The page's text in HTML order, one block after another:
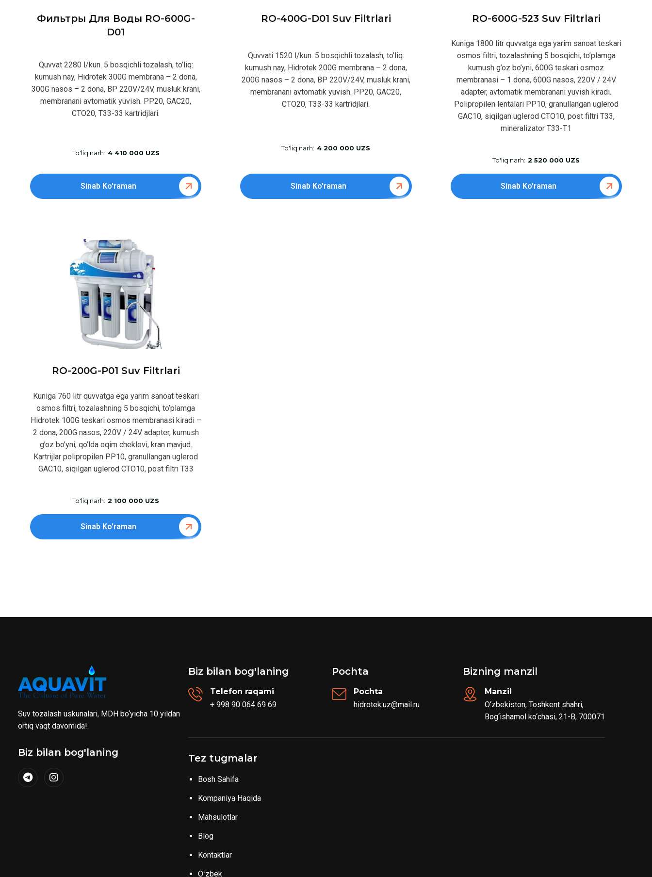
Фильтры Для Воды RO-600G-
D01
Quvvat 2280 l/kun. 5 bosqichli tozalash, to’liq:
kumush nay, Hidrotek 300G membrana – 2 dona,
300G nasos – 2 dona, BP 220V/24V, musluk krani,
membranani avtomatik yuvish. PP20, GAC20,
CTO20, T33-33 kartridjlari.
To'liq narh: 4 410 000 UZS
Sinab Ko'raman
RO-400G-D01 Suv Filtrlari
Quvvati 1520 l/kun. 5 bosqichli tozalash, to’liq:
kumush nay, Hidrotek 200G membrana – 2 dona,
200G nasos – 2 dona, BP 220V/24V, musluk krani,
membranani avtomatik yuvish. PP20, GAC20,
CTO20, T33-33 kartridjlari.
To'liq narh: 4 200 000 UZS
Sinab Ko'raman
RO-600G-523 Suv Filtrlari
Kuniga 1800 litr quvvatga ega yarim sanoat teskari
osmos filtri, tozalashning 5 bosqichi, to’plamga
kumush g’oz bo’yni, 600G teskari osmoz
membranasi – 1 dona, 600G nasos, 220V / 24V
adapter, avtomatik membranani yuvish kiradi.
Polipropilen lentalari PP10, granullangan uglerod
GAC10, siqilgan uglerod CTO10, post filtri T33,
mineralizator T33-T1
To'liq narh: 2 520 000 UZS
Sinab Ko'raman
RO-200G-P01 Suv Filtrlari
Kuniga 760 litr quvvatga ega yarim sanoat teskari
osmos filtri, tozalashning 5 bosqichi, to’plamga
Hidrotek 100G teskari osmos membranasi kiradi –
2 dona, 200G nasos, 220V / 24V adapter, kumush
g’oz bo’yni, qo’lda oqim cheklovi, kran mavjud.
Kartrijlar polipropilen PP10, granullangan uglerod
GAC10, siqilgan uglerod CTO10, post filtri T33
To'liq narh: 2 100 000 UZS
Sinab Ko'raman
Suv tozalash uskunalari, MDH bo‘yicha 10 yildan
ortiq vaqt davomida!
Biz bilan bog'laning
Biz bilan bog'laning
Telefon raqami
+ 998 90 064 69 69
Pochta
Pochta
hidrotek.uz@mail.ru
Bizning manzil
Manzil
O‘zbekiston, Toshkent shahri,
Bog‘ishamol ko‘chasi, 21-B, 700071
Tez tugmalar
Bosh Sahifa
Kompaniya Haqida
Mahsulotlar
Blog
Kontaktlar
Oʻzbek